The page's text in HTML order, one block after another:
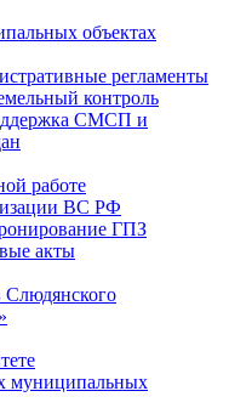
объектах
регламенты
контроль
СМСП и
работе
ВС РФ
ГПЗ
акты
муниципальных